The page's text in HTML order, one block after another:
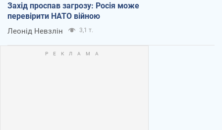
Захід проспав загрозу: Росія може
перевірити НАТО війною
Леонід Невзлін 3,1 т.